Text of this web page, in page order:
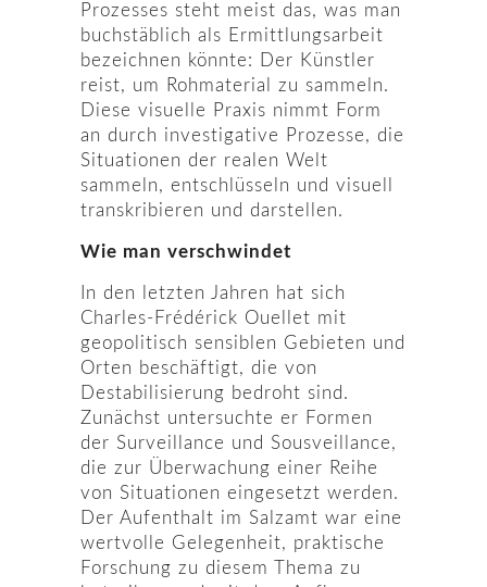
Prozesses steht meist das, was man
buchstäblich als Ermittlungsarbeit
bezeichnen könnte: Der Künstler
reist, um Rohmaterial zu sammeln.
Diese visuelle Praxis nimmt Form
an durch investigative Prozesse, die
Situationen der realen Welt
sammeln, entschlüsseln und visuell
transkribieren und darstellen.
Wie man verschwindet
In den letzten Jahren hat sich
Charles-Frédérick Ouellet mit
geopolitisch sensiblen Gebieten und
Orten beschäftigt, die von
Destabilisierung bedroht sind.
Zunächst untersuchte er Formen
der Surveillance und Sousveillance,
die zur Überwachung einer Reihe
von Situationen eingesetzt werden.
Der Aufenthalt im Salzamt war eine
wertvolle Gelegenheit, praktische
Forschung zu diesem Thema zu